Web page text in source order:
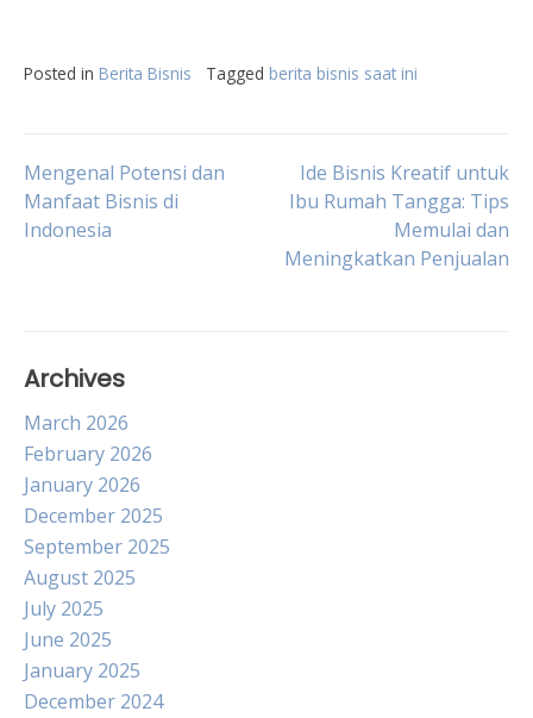
Posted in Berita Bisnis Tagged berita bisnis saat ini
Post
navigation
Mengenal Potensi dan
Manfaat Bisnis di
Indonesia
Ide Bisnis Kreatif untuk
Ibu Rumah Tangga: Tips
Memulai dan
Meningkatkan Penjualan
Archives
March 2026
February 2026
January 2026
December 2025
September 2025
August 2025
July 2025
June 2025
January 2025
December 2024